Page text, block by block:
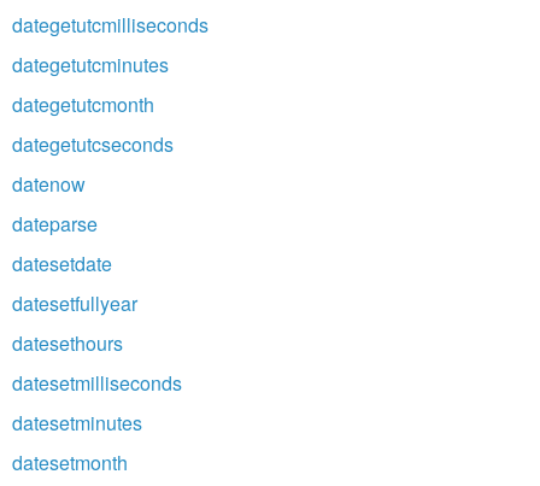
dategetutcmilliseconds
dategetutcminutes
dategetutcmonth
dategetutcseconds
datenow
dateparse
datesetdate
datesetfullyear
datesethours
datesetmilliseconds
datesetminutes
datesetmonth